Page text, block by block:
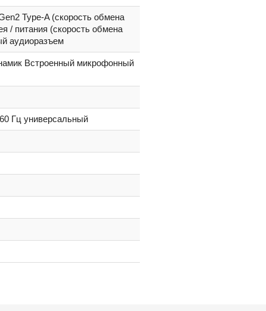
Type-A (скорость обмена
/ питания (скорость обмена
аудиоразъем
Встроенный микрофонный
Гц универсальный